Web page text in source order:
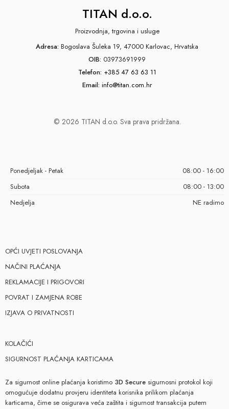
TITAN d.o.o.
Proizvodnja, trgovina i usluge
Adresa: Bogoslava Šuleka 19, 47000 Karlovac, Hrvatska
OIB: 03973691999
Telefon: +385 47 63 63 11
Email: info@titan.com.hr
© 2026 TITAN d.o.o. Sva prava pridržana.
Ponedjeljak - Petak
08:00 - 16:00
Subota
08:00 - 13:00
Nedjelja
NE radimo
OPĆI UVJETI POSLOVANJA
NAČINI PLAĆANJA
REKLAMACIJE I PRIGOVORI
POVRAT I ZAMJENA ROBE
IZJAVA O PRIVATNOSTI
KOLAČIĆI
SIGURNOST PLAĆANJA KARTICAMA
Za sigurnost online plaćanja koristimo 3D Secure sigurnosni protokol koji
omogućuje dodatnu provjeru identiteta korisnika prilikom plaćanja
karticama, čime se osigurava veća zaštita i sigurnost transakcija putem